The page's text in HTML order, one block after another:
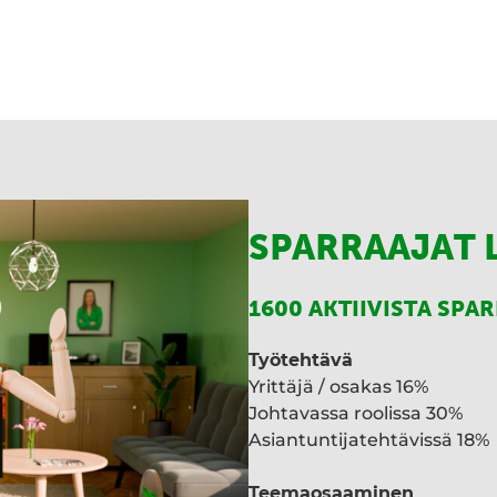
SPARRAAJAT
1600 AKTIIVISTA
Työtehtävä
Yrittäjä / osakas 16%
Johtavassa roolissa 30%
Asiantuntijatehtävissä 18%